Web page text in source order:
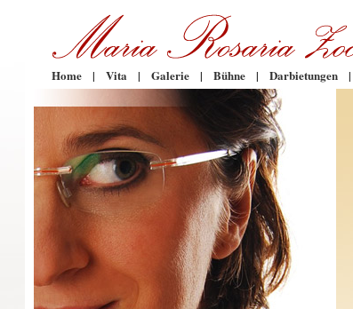
Home | Vita | Galerie | Bühne | Darbietungen |